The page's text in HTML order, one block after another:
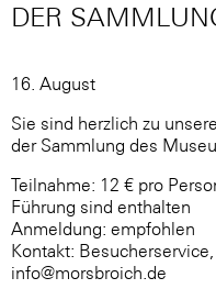
DER
16. August
Sie sind herzlich zu
der Sammlung des
Teilnahme: 12 € pro
Führung sind enthalten
Anmeldung: empfohlen
Kontakt:
info@morsbroich.de